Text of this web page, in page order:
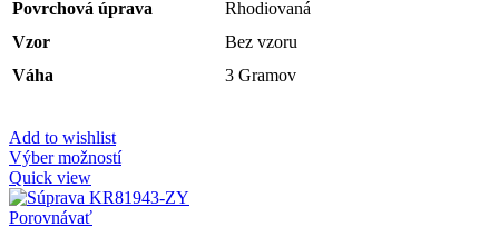
Povrchová úprava
Rhodiovaná
Vzor
Bez vzoru
Váha
3 Gramov
Add to wishlist
Výber možností
Quick view
Porovnávať